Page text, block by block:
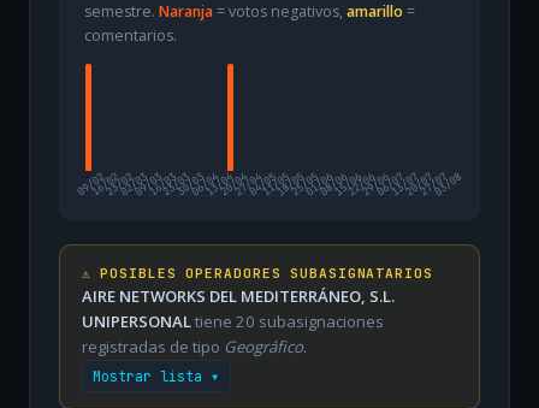
semestre. Naranja= votos negativos, amarillo =
comentarios.
09/02
16/0223/0202/0309/0316/0323/0330/0306/0413/0420/0427/0404/0511/0518/0525/0501/0608/0615/0622/0629/0606/0713/0720/0727/07
03/08
⚠️ POSIBLES OPERADORES SUBASIGNATARIOS
AIRE NETWORKS DEL MEDITERRÁNEO, S.L.
UNIPERSONALtiene 20 subasignaciones
registradas de tipo Geográfico.
Mostrar lista ▾